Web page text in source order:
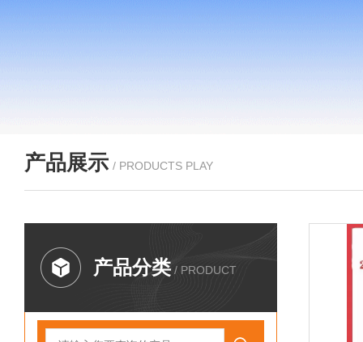
产品展示 / PRODUCTS PLAY
产品分类 / PRODUCT